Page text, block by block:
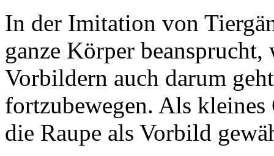
In der Imitation von
ganze Körper
Vorbildern auch darum
fortzubewegen. Als
die Raupe als Vorbild